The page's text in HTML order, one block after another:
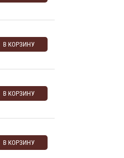
В КОРЗИНУ
В КОРЗИНУ
В КОРЗИНУ